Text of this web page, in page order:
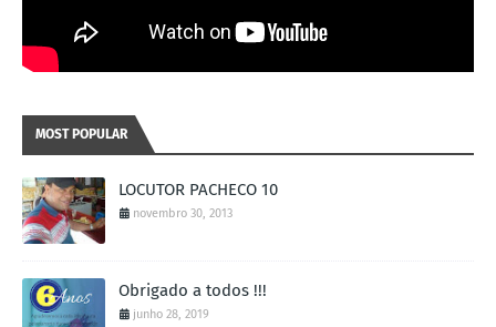
MOST POPULAR
LOCUTOR PACHECO 10
novembro 30, 2013
Obrigado a todos !!!
junho 28, 2019